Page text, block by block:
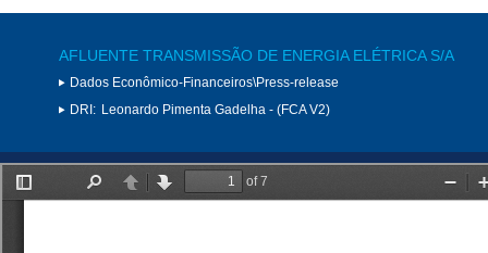
AFLUENTE TRANSMISSÃO DE ENERGIA ELÉTRICA S/A
Dados Econômico-Financeiros\Press-release
DRI: Leonardo Pimenta Gadelha - (FCA V2)